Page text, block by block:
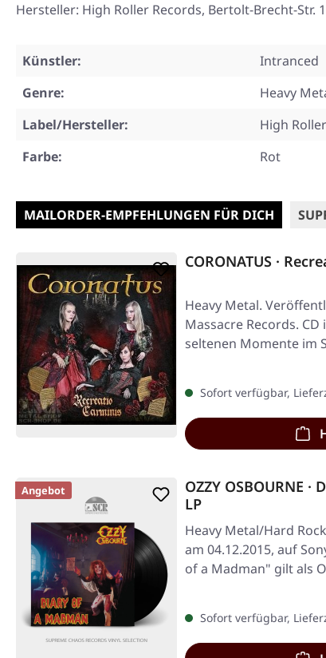
Hersteller: High Roller Records, Bertolt-Brecht-
Künstler:
Intranced
Genre:
Heavy
Label/Hersteller:
High
Farbe:
Rot
MAILORDER-EMPFEHLUNGEN FÜR DICH
CORONATUS ·
Heavy Metal.
Massacre Records. CD
seltenen Momente im
Sofort verfügbar,
Angebot
OZZY OSBOURNE
LP
Heavy Metal/Hard
am 04.12.2015, auf
of a Madman" gilt als
Sofort verfügbar,